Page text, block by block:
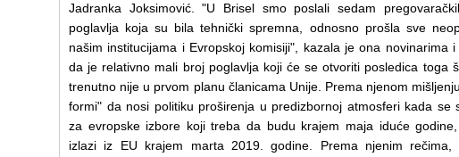
Jadranka Joksimović. "U Brisel smo poslali sedam
poglavlja koja su bila tehnički spremna, odnosno prošla sve
našim institucijama i Evropskoj komisiji", kazala je ona novinarima
da je relativno mali broj poglavlja koji će se otvoriti posledica toga
trenutno nije u prvom planu članicama Unije. Prema njenom
formi" da nosi politiku proširenja u predizbornoj atmosferi kada se
za evropske izbore koji treba da budu krajem maja iduće
izlazi iz EU krajem marta 2019. godine. Prema njenim